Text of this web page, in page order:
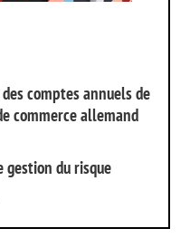
comptes annuels de
commerce allemand
gestion du risque